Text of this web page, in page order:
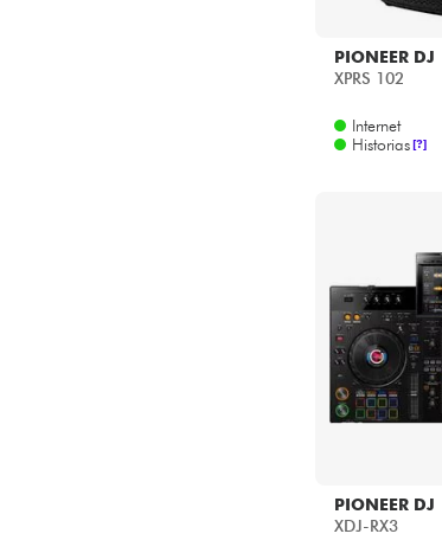
PIONEER DJ
XPRS 102
Internet
Historias[?]
PIONEER DJ
XDJ-RX3